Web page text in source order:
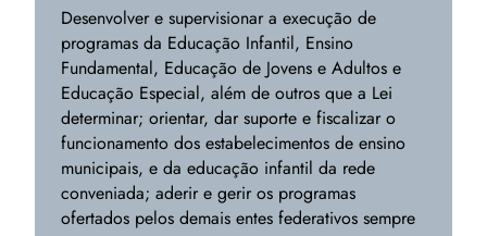
Desenvolver e supervisionar a execução de
programas da Educação Infantil, Ensino
Fundamental, Educação de Jovens e Adultos e
Educação Especial, além de outros que a Lei
determinar; orientar, dar suporte e fiscalizar o
funcionamento dos estabelecimentos de ensino
municipais, e da educação infantil da rede
conveniada; aderir e gerir os programas
ofertados pelos demais entes federativos sempre